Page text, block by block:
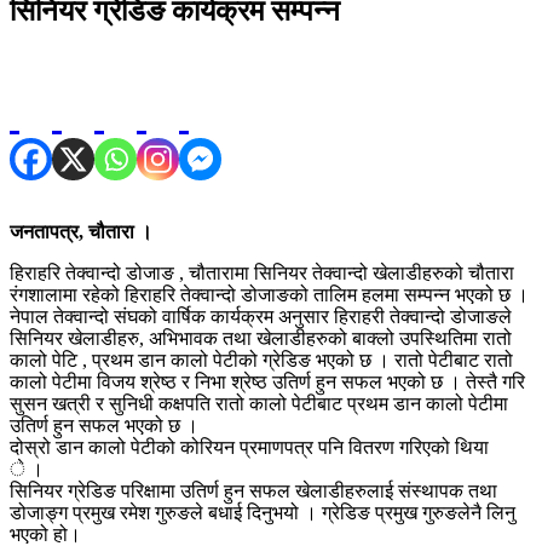
सिनियर ग्रेडिङ कार्यक्रम सम्पन्न
जनतापत्र, चौतारा ।
हिराहरि तेक्वान्दो डोजाङ , चौतारामा सिनियर तेक्वान्दो खेलाडीहरुको चौतारा
रंगशालामा रहेको हिराहरि तेक्वान्दो डोजाङको तालिम हलमा सम्पन्न भएको छ ।
नेपाल तेक्वान्दो संघको वार्षिक कार्यक्रम अनुसार हिराहरी तेक्वान्दो डोजाङले
सिनियर खेलाडीहरु, अभिभावक तथा खेलाडीहरुको बाक्लो उपस्थितिमा रातो
कालो पेटि , प्रथम डान कालो पेटीको ग्रेडिङ भएको छ । रातो पेटीबाट रातो
कालो पेटीमा विजय श्रेष्ठ र निभा श्रेष्ठ उतिर्ण हुन सफल भएको छ । तेस्तै गरि
सुसन खत्री र सुनिधी कक्षपति रातो कालो पेटीबाट प्रथम डान कालो पेटीमा
उतिर्ण हुन सफल भएको छ ।
दोस्रो डान कालो पेटीको कोरियन प्रमाणपत्र पनि वितरण गरिएको थिया
े ।
सिनियर ग्रेडिङ परिक्षामा उतिर्ण हुन सफल खेलाडीहरुलाई संस्थापक तथा
डोजाङ्ग प्रमुख रमेश गुरुङले बधाई दिनुभयो । ग्रेडिङ प्रमुख गुरुङलेनै लिनु
भएको हो।